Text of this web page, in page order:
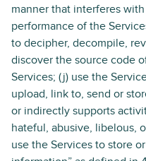
manner that interferes
performance of the
to decipher, decompile,
discover the source code
Services; (j) use the
upload, link to, send or
or indirectly supports
hateful, abusive, libelous,
use the Services to store